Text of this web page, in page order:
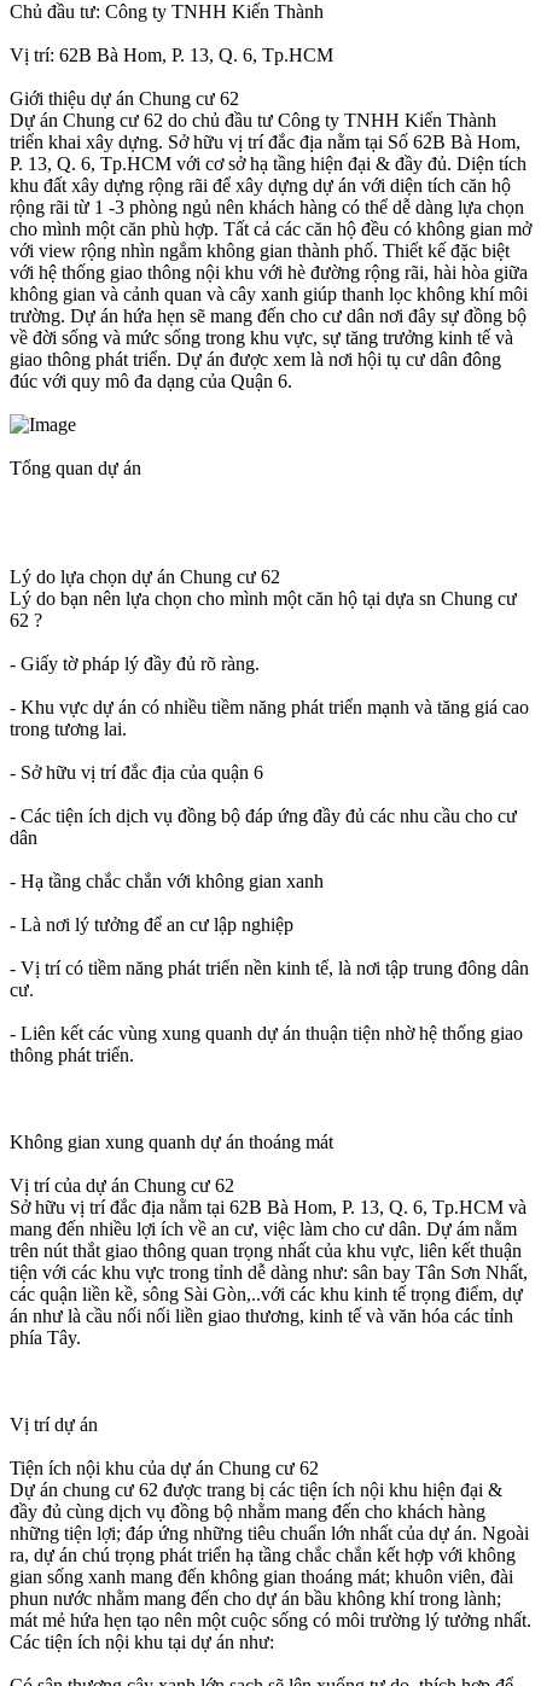
Chủ đầu tư: Công ty TNHH Kiến Thành
Vị trí: 62B Bà Hom, P. 13, Q. 6, Tp.HCM
Giới thiệu dự án Chung cư 62
Dự án Chung cư 62 do chủ đầu tư Công ty TNHH Kiến Thành
triển khai xây dựng. Sở hữu vị trí đắc địa nằm tại Số 62B Bà Hom,
P. 13, Q. 6, Tp.HCM với cơ sở hạ tầng hiện đại & đầy đủ. Diện tích
khu đất xây dựng rộng rãi để xây dựng dự án với diện tích căn hộ
rộng rãi từ 1 -3 phòng ngủ nên khách hàng có thể dễ dàng lựa chọn
cho mình một căn phù hợp. Tất cả các căn hộ đều có không gian mở
với view rộng nhìn ngắm không gian thành phố. Thiết kế đặc biệt
với hệ thống giao thông nội khu với hè đường rộng rãi, hài hòa giữa
không gian và cảnh quan và cây xanh giúp thanh lọc không khí môi
trường. Dự án hứa hẹn sẽ mang đến cho cư dân nơi đây sự đồng bộ
về đời sống và mức sống trong khu vực, sự tăng trưởng kinh tế và
giao thông phát triển. Dự án được xem là nơi hội tụ cư dân đông
đúc với quy mô đa dạng của Quận 6.
Tổng quan dự án
Lý do lựa chọn dự án Chung cư 62
Lý do bạn nên lựa chọn cho mình một căn hộ tại dựa sn Chung cư
62 ?
- Giấy tờ pháp lý đầy đủ rõ ràng.
- Khu vực dự án có nhiều tiềm năng phát triển mạnh và tăng giá cao
trong tương lai.
- Sở hữu vị trí đắc địa của quận 6
- Các tiện ích dịch vụ đồng bộ đáp ứng đầy đủ các nhu cầu cho cư
dân
- Hạ tầng chắc chắn với không gian xanh
- Là nơi lý tưởng để an cư lập nghiệp
- Vị trí có tiềm năng phát triển nền kinh tế, là nơi tập trung đông dân
cư.
- Liên kết các vùng xung quanh dự án thuận tiện nhờ hệ thống giao
thông phát triển.
Không gian xung quanh dự án thoáng mát
Vị trí của dự án Chung cư 62
Sở hữu vị trí đắc địa nằm tại 62B Bà Hom, P. 13, Q. 6, Tp.HCM và
mang đến nhiều lợi ích về an cư, việc làm cho cư dân. Dự ám nằm
trên nút thắt giao thông quan trọng nhất của khu vực, liên kết thuận
tiện với các khu vực trong tỉnh dễ dàng như: sân bay Tân Sơn Nhất,
các quận liền kề, sông Sài Gòn,..với các khu kinh tế trọng điểm, dự
án như là cầu nối nối liền giao thương, kinh tế và văn hóa các tỉnh
phía Tây.
Vị trí dự án
Tiện ích nội khu của dự án Chung cư 62
Dự án chung cư 62 được trang bị các tiện ích nội khu hiện đại &
đầy đủ cùng dịch vụ đồng bộ nhằm mang đến cho khách hàng
những tiện lợi; đáp ứng những tiêu chuẩn lớn nhất của dự án. Ngoài
ra, dự án chú trọng phát triển hạ tầng chắc chắn kết hợp với không
gian sống xanh mang đến không gian thoáng mát; khuôn viên, đài
phun nước nhằm mang đến cho dự án bầu không khí trong lành;
mát mẻ hứa hẹn tạo nên một cuộc sống có môi trường lý tưởng nhất.
Các tiện ích nội khu tại dự án như: